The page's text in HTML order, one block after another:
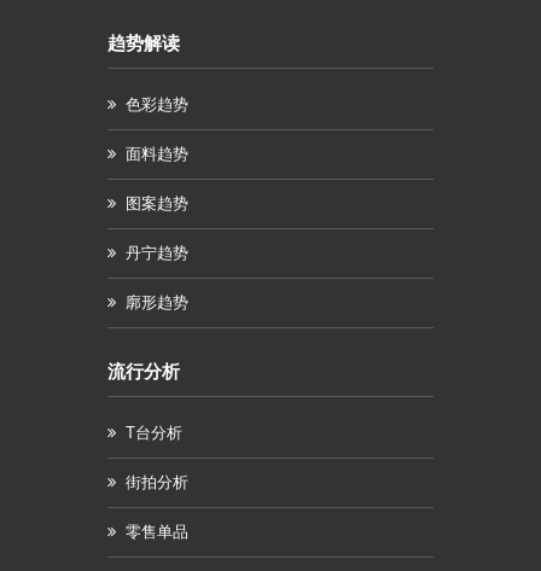
趋势解读
色彩趋势
面料趋势
图案趋势
丹宁趋势
廓形趋势
流行分析
T台分析
街拍分析
零售单品